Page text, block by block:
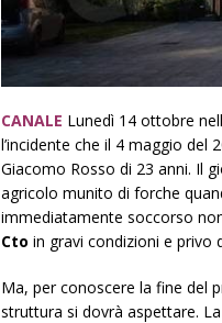
CANALE Lunedì 14 ottobre
l’incidente che il 4 maggio del
Giacomo Rosso di 23 anni. Il
agricolo munito di forche
immediatamente soccorso
Cto in gravi condizioni e privo
Ma, per conoscere la fine del
struttura si dovrà aspettare.